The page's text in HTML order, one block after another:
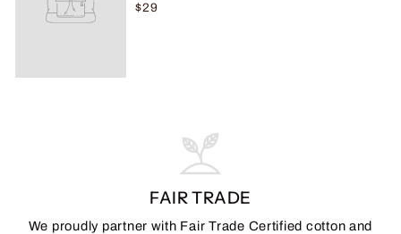
$29
FAIR TRADE
We proudly partner with Fair Trade Certified cotton and